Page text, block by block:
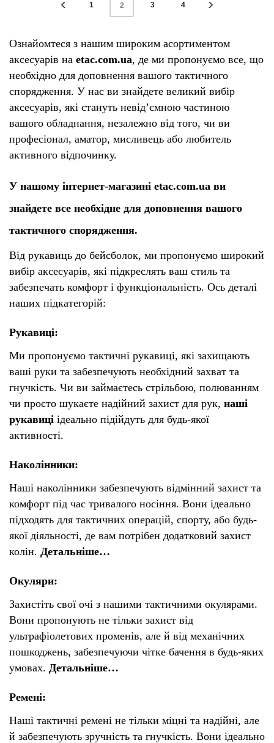
1 2 3 4
Ознайомтеся з нашим широким асортиментом
аксесуарів на etac.com.ua, де ми пропонуємо все, що
необхідно для доповнення вашого тактичного
спорядження. У нас ви знайдете великий вибір
аксесуарів, які стануть невід’ємною частиною
вашого обладнання, незалежно від того, чи ви
професіонал, аматор, мисливець або любитель
активного відпочинку.
У нашому інтернет-магазині etac.com.ua ви
знайдете все необхідне для доповнення вашого
тактичного спорядження.
Від рукавиць до бейсболок, ми пропонуємо широкий
вибір аксесуарів, які підкреслять ваш стиль та
забезпечать комфорт і функціональність. Ось деталі
наших підкатегорій:
Рукавиці:
Ми пропонуємо тактичні рукавиці, які захищають
ваші руки та забезпечують необхідний захват та
гнучкість. Чи ви займаєтесь стрільбою, полюванням
чи просто шукаєте надійний захист для рук, наші
рукавиці ідеально підійдуть для будь-якої
активності.
Наколінники:
Наші наколінники забезпечують відмінний захист та
комфорт під час тривалого носіння. Вони ідеально
підходять для тактичних операцій, спорту, або будь-
якої діяльності, де вам потрібен додатковий захист
колін. Детальніше…
Окуляри:
Захистіть свої очі з нашими тактичними окулярами.
Вони пропонують не тільки захист від
ультрафіолетових променів, але й від механічних
пошкоджень, забезпечуючи чітке бачення в будь-яких
умовах. Детальніше…
Ремені:
Наші тактичні ремені не тільки міцні та надійні, але
й забезпечують зручність та гнучкість. Вони ідеально